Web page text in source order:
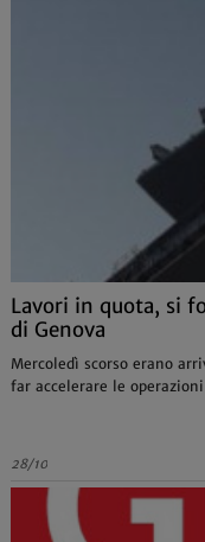
Lavori in quota, si
di Genova
Mercoledì scorso erano
far accelerare le operazioni
28/10